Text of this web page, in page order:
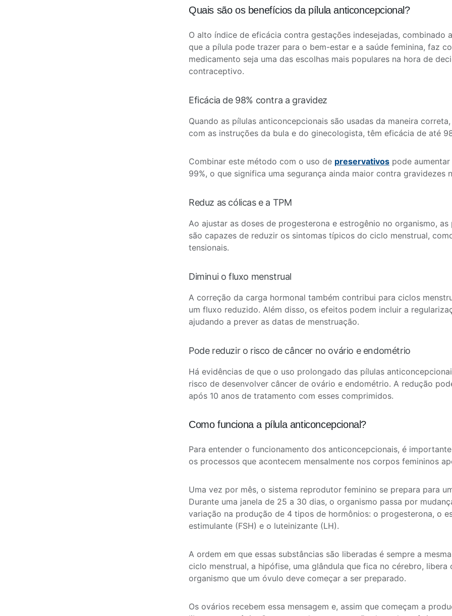
Quais são os benefícios da pílula anticoncepcional?
O alto índice de eficácia contra gestações indesejadas, combinado
que a pílula pode trazer para o bem-estar e a saúde feminina, faz
medicamento seja uma das escolhas mais populares na hora de
contraceptivo.
Eficácia de 98% contra a gravidez
Quando as pílulas anticoncepcionais são usadas da maneira
com as instruções da bula e do ginecologista, têm eficácia de até
Combinar este método com o uso de preservativos pode
99%, o que significa uma segurança ainda maior contra gravidezes
Reduz as cólicas e a TPM
Ao ajustar as doses de progesterona e estrogênio no organismo,
são capazes de reduzir os sintomas típicos do ciclo menstrual,
tensionais.
Diminui o fluxo menstrual
A correção da carga hormonal também contribui para ciclos
um fluxo reduzido. Além disso, os efeitos podem incluir a
ajudando a prever as datas de menstruação.
Pode reduzir o risco de câncer no ovário e endométrio
Há evidências de que o uso prolongado das pílulas
risco de desenvolver câncer de ovário e endométrio. A redução
após 10 anos de tratamento com esses comprimidos.
Como funciona a pílula anticoncepcional?
Para entender o funcionamento dos anticoncepcionais, é
os processos que acontecem mensalmente nos corpos femininos
Uma vez por mês, o sistema reprodutor feminino se prepara para
Durante uma janela de 25 a 30 dias, o organismo passa por
variação na produção de 4 tipos de hormônios: o progesterona, o
estimulante (FSH) e o luteinizante (LH).
A ordem em que essas substâncias são liberadas é sempre a
ciclo menstrual, a hipófise, uma glândula que fica no cérebro, libera
organismo que um óvulo deve começar a ser preparado.
Os ovários recebem essa mensagem e, assim que começam a